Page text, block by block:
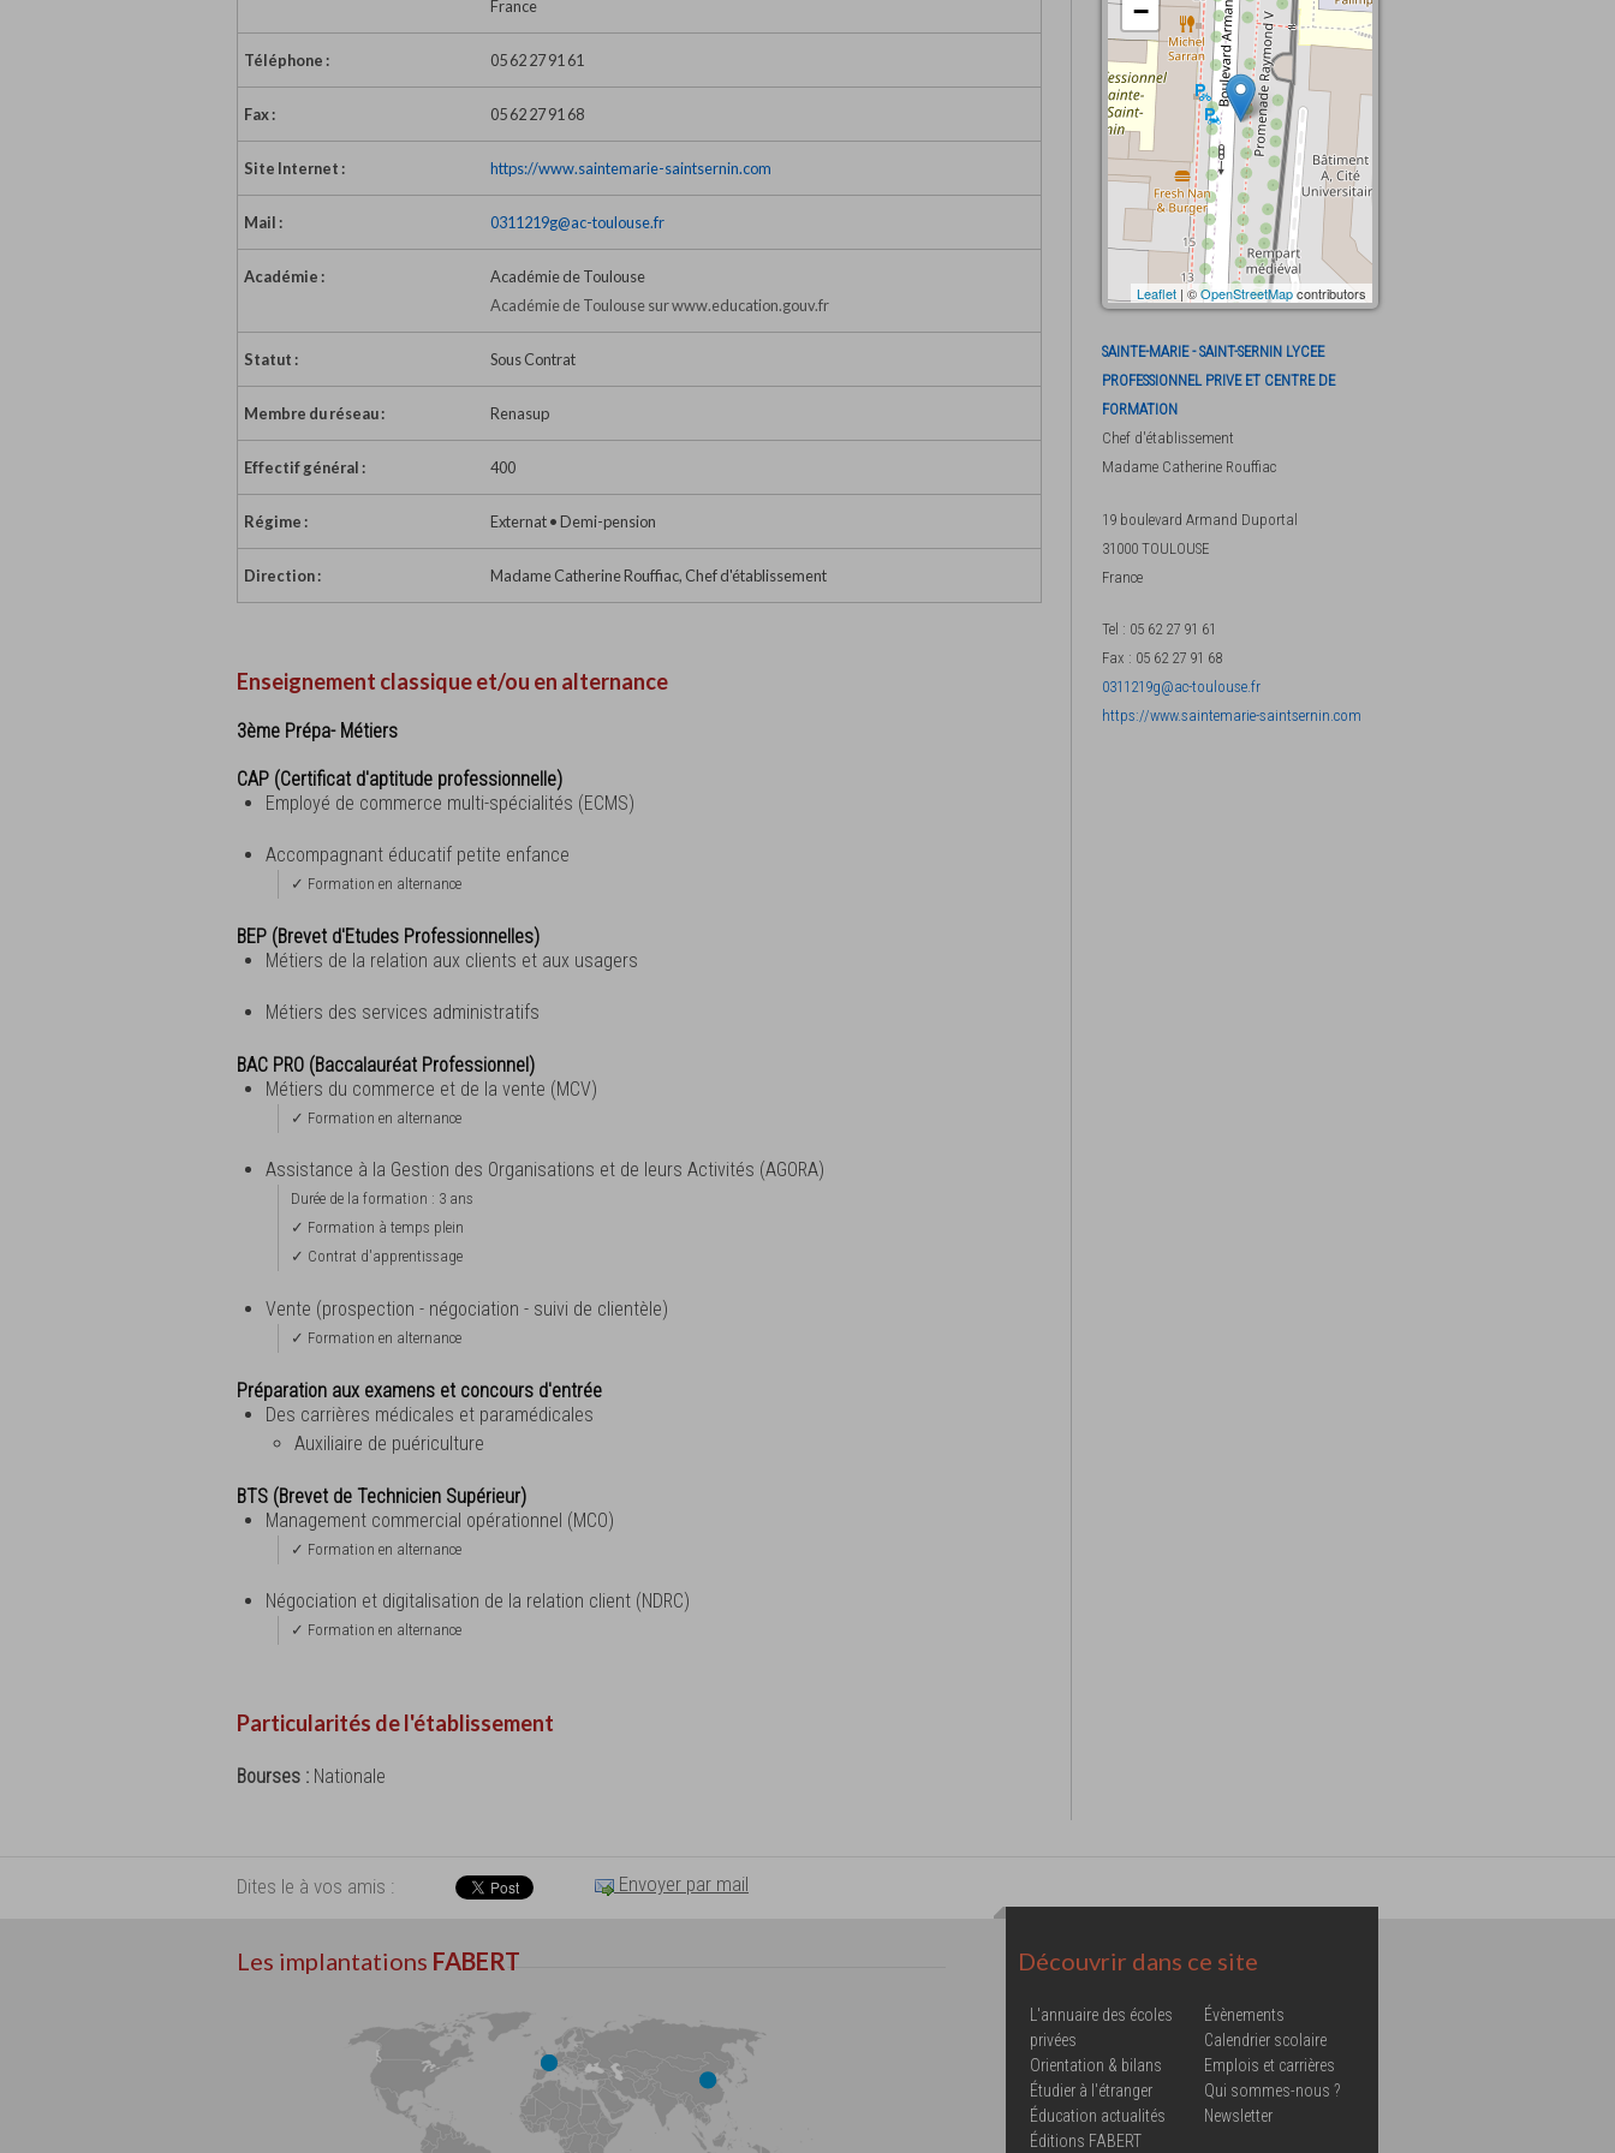
France
Téléphone : 05 62 27 91 61
Fax : 05 62 27 91 68
Site Internet : https://www.saintemarie-saintsernin.com
Mail : 0311219g@ac-toulouse.fr
Académie :
Académie de Toulouse
Académie de Toulouse sur www.education.gouv.fr
Statut : Sous Contrat
Membre du réseau : Renasup
Effectif général : 400
Régime : Externat • Demi-pension
Direction : Madame Catherine Rouffiac, Chef d'établissement
Enseignement classique et/ou en alternance
3ème Prépa- Métiers
CAP (Certificat d'aptitude professionnelle)
Employé de commerce multi-spécialités (ECMS)
Accompagnant éducatif petite enfance
✓ Formation en alternance
BEP (Brevet d'Etudes Professionnelles)
Métiers de la relation aux clients et aux usagers
Métiers des services administratifs
BAC PRO (Baccalauréat Professionnel)
Métiers du commerce et de la vente (MCV)
✓ Formation en alternance
Assistance à la Gestion des Organisations et de leurs Activités (AGORA)
Durée de la formation : 3 ans
✓ Formation à temps plein
✓ Contrat d'apprentissage
Vente (prospection - négociation - suivi de clientèle)
✓ Formation en alternance
Préparation aux examens et concours d'entrée
Des carrières médicales et paramédicales
Auxiliaire de puériculture
BTS (Brevet de Technicien Supérieur)
Management commercial opérationnel (MCO)
✓ Formation en alternance
Négociation et digitalisation de la relation client (NDRC)
✓ Formation en alternance
Particularités de l'établissement
Bourses : Nationale
−
Leaflet | ©OpenStreetMapcontributors
SAINTE-MARIE - SAINT-SERNIN LYCEE
PROFESSIONNEL PRIVE ET CENTRE DE
FORMATION
Chef d'établissement
Madame Catherine Rouffiac
19 boulevard Armand Duportal
31000 TOULOUSE
France
Tel : 05 62 27 91 61
Fax : 05 62 27 91 68
0311219g@ac-toulouse.fr
https://www.saintemarie-saintsernin.com
Dites le à vos amis : Envoyer par mail
Les implantations FABERT Découvrir dans ce site
L'annuaire des écoles
privées
Orientation & bilans
Étudier à l'étranger
Éducation actualités
Éditions FABERT
Évènements
Calendrier scolaire
Emplois et carrières
Qui sommes-nous ?
Newsletter